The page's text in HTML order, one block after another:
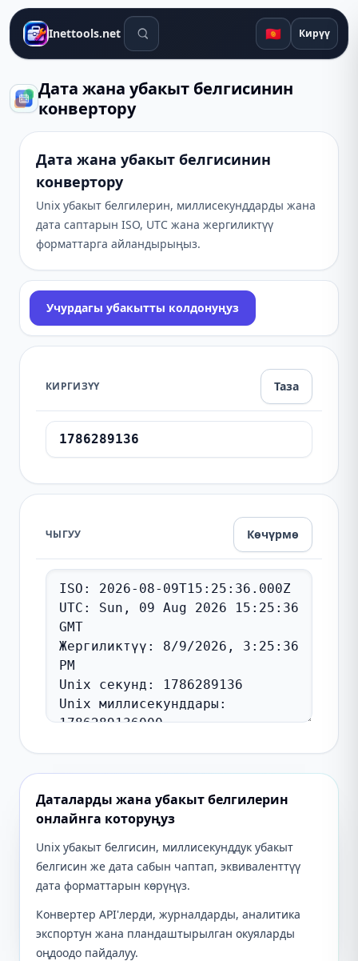
Inettools.net Издөө куралдары 🇰🇬 Кирүү
Дата жана убакыт белгисинин
конвертору
Дата жана убакыт белгисинин
конвертору
Unix убакыт белгилерин, миллисекунддарды жана
дата саптарын ISO, UTC жана жергиликтүү
форматтарга айландырыңыз.
Учурдагы убакытты колдонуңуз
КИРГИЗҮҮ Таза
ЧЫГУУ Көчүрмө
Даталарды жана убакыт белгилерин
онлайнга которуңуз
Unix убакыт белгисин, миллисекунддук убакыт
белгисин же дата сабын чаптап, эквиваленттүү
дата форматтарын көрүңүз.
Конвертер API'лерди, журналдарды, аналитика
экспортун жана пландаштырылган окуяларды
оңдоодо пайдалуу.